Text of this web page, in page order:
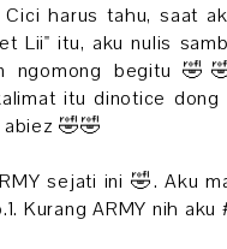
Cici harus tahu, saat
Lii" itu, aku nulis
ngomong begitu
itu dinotice dong
🤣🤣
sejati ini 🤣. Aku
Kurang ARMY nih aku